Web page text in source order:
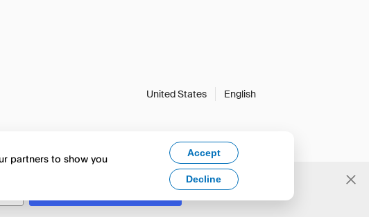
United States English
partners to show you
Accept
Decline